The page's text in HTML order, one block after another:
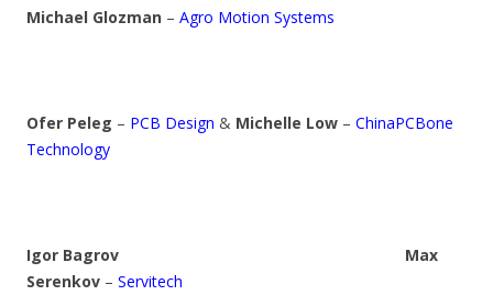
Michael Glozman – Agro Motion Systems
Ofer Peleg – PCB Design & Michelle Low – ChinaPCBone
Technology
Igor Bagrov
Max
Serenkov – Servitech